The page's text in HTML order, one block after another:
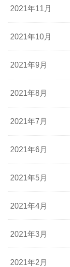
2021年11月
2021年10月
2021年9月
2021年8月
2021年7月
2021年6月
2021年5月
2021年4月
2021年3月
2021年2月